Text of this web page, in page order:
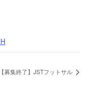
【募集終了】JSTフットサル